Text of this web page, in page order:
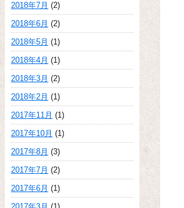
2018年7月 (2)
2018年6月 (2)
2018年5月 (1)
2018年4月 (1)
2018年3月 (2)
2018年2月 (1)
2017年11月 (1)
2017年10月 (1)
2017年8月 (3)
2017年7月 (2)
2017年6月 (1)